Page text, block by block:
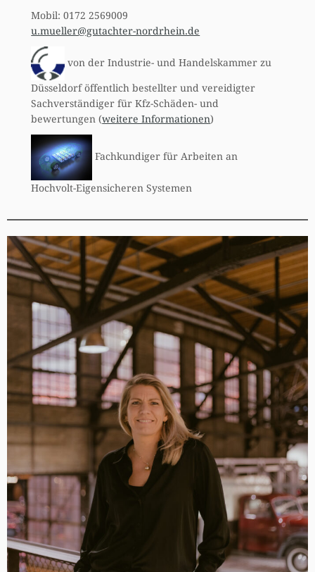
Mobil: 0172 2569009
u.mueller@gutachter-nordrhein.de
von der Industrie- und Handelskammer zu
Düsseldorf öffentlich bestellter und vereidigter
Sachverständiger für Kfz-Schäden- und
bewertungen (weitere Informationen)
Fachkundiger für Arbeiten an
Hochvolt-Eigensicheren Systemen